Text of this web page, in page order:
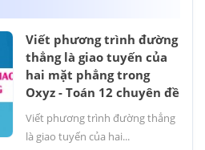
Viết phương trình đường
thẳng là giao tuyến của
hai mặt phẳng trong
Oxyz - Toán 12 chuyên đề
Viết phương trình đường thẳng
là giao tuyến của hai...